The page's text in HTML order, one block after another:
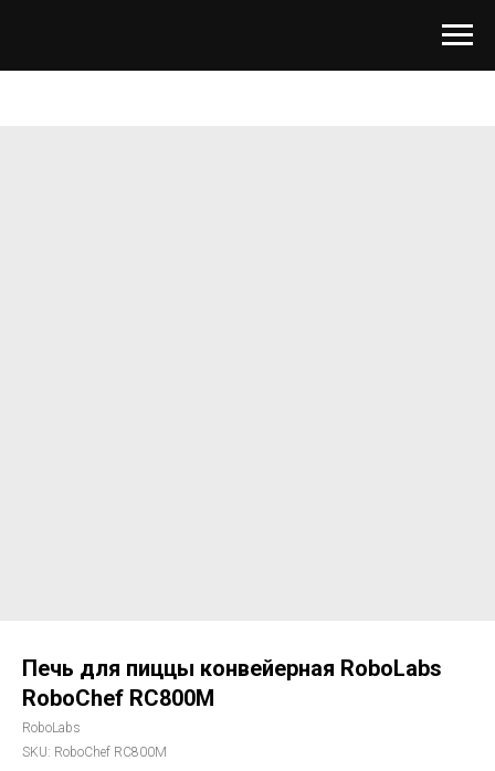
Печь для пиццы конвейерная RoboLabs
RoboChef RC800M
RoboLabs
SKU: RoboChef RC800M